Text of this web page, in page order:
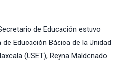
de Educación estuvo
Educación Básica de la Unidad
(USET), Reyna Maldonado